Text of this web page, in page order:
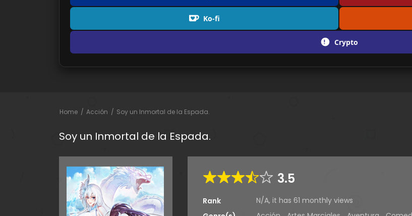
Ko-fi
Crypto
Home Acción Soy un Inmortal de la Espada.
Soy un Inmortal de la Espada.
3.5
Rank
N/A, it has 61 monthly views